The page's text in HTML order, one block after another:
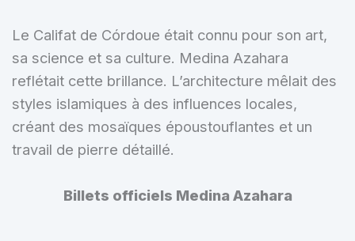
Le Califat de Córdoue était connu pour son art,
sa science et sa culture. Medina Azahara
reflétait cette brillance. L’architecture mêlait des
styles islamiques à des influences locales,
créant des mosaïques époustouflantes et un
travail de pierre détaillé.
Billets officiels Medina Azahara